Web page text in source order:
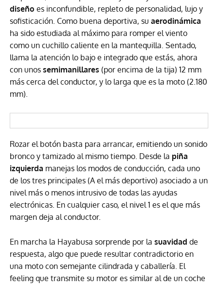
diseño es inconfundible, repleto de personalidad, lujo y
sofisticación. Como buena deportiva, su aerodinámica
ha sido estudiada al máximo para romper el viento
como un cuchillo caliente en la mantequilla. Sentado,
llama la atención lo bajo e integrado que estás, ahora
con unos semimanillares (por encima de la tija) 12 mm
más cerca del conductor, y lo larga que es la moto (2.180
mm).
Rozar el botón basta para arrancar, emitiendo un sonido
bronco y tamizado al mismo tiempo. Desde la piña
izquierda manejas los modos de conducción, cada uno
de los tres principales (A el más deportivo) asociado a un
nivel más o menos intrusivo de todas las ayudas
electrónicas. En cualquier caso, el nivel 1 es el que más
margen deja al conductor.
En marcha la Hayabusa sorprende por la suavidad de
respuesta, algo que puede resultar contradictorio en
una moto con semejante cilindrada y caballería. El
feeling que transmite su motor es similar al de un coche